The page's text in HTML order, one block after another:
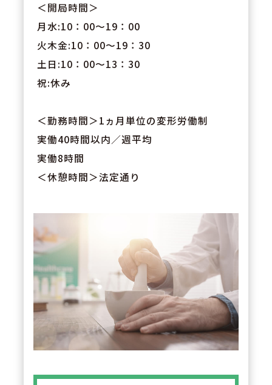
＜開局時間＞
月水:10：00～19：00
火木金:10：00～19：30
土日:10：00～13：30
祝:休み
＜勤務時間＞1ヵ月単位の変形労働制
実働40時間以内／週平均
実働8時間
＜休憩時間＞法定通り